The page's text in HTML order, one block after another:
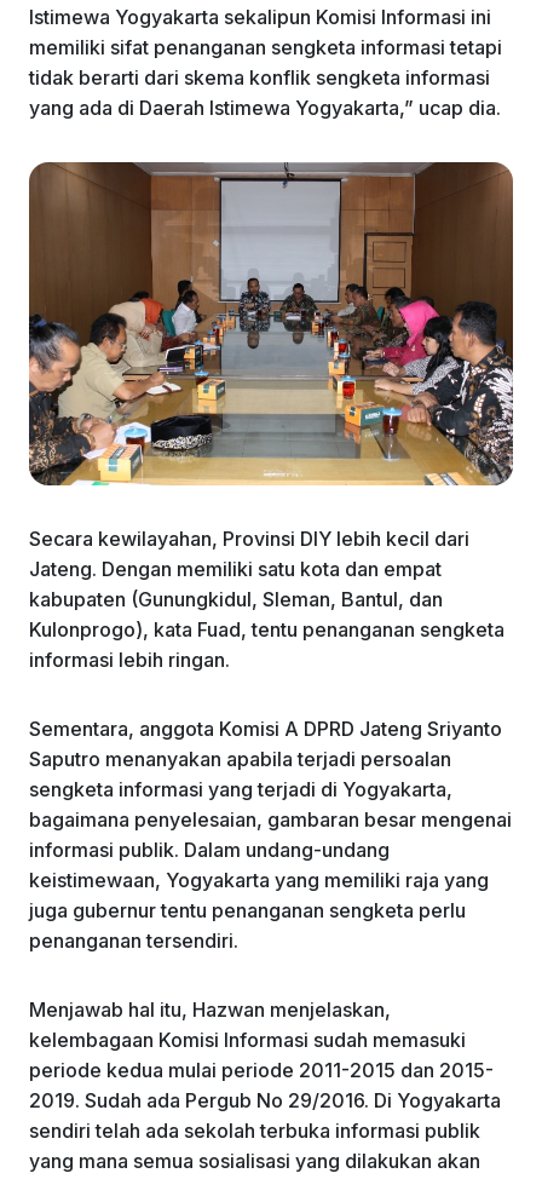
Istimewa Yogyakarta sekalipun Komisi Informasi ini
memiliki sifat penanganan sengketa informasi tetapi
tidak berarti dari skema konflik sengketa informasi
yang ada di Daerah Istimewa Yogyakarta,” ucap dia.
Secara kewilayahan, Provinsi DIY lebih kecil dari
Jateng. Dengan memiliki satu kota dan empat
kabupaten (Gunungkidul, Sleman, Bantul, dan
Kulonprogo), kata Fuad, tentu penanganan sengketa
informasi lebih ringan.
Sementara, anggota Komisi A DPRD Jateng Sriyanto
Saputro menanyakan apabila terjadi persoalan
sengketa informasi yang terjadi di Yogyakarta,
bagaimana penyelesaian, gambaran besar mengenai
informasi publik. Dalam undang-undang
keistimewaan, Yogyakarta yang memiliki raja yang
juga gubernur tentu penanganan sengketa perlu
penanganan tersendiri.
Menjawab hal itu, Hazwan menjelaskan,
kelembagaan Komisi Informasi sudah memasuki
periode kedua mulai periode 2011-2015 dan 2015-
2019. Sudah ada Pergub No 29/2016. Di Yogyakarta
sendiri telah ada sekolah terbuka informasi publik
yang mana semua sosialisasi yang dilakukan akan